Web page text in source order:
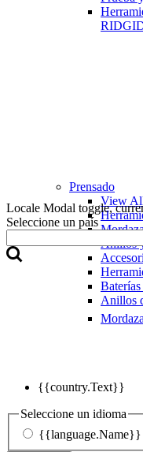
Locale Modal toggle,
Seleccione un país
{{country.Text}}
Seleccione un idioma
{{language.Name}}
Prensado
View
Anillos
Anillos